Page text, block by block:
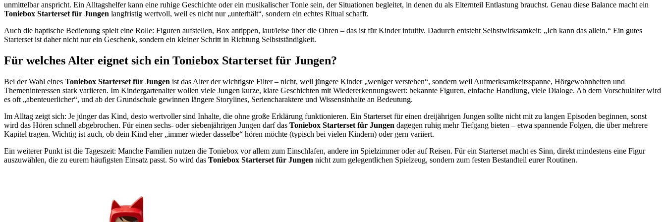
unmittelbar anspricht. Ein Alltagshelfer kann eine ruhige Geschichte oder ein musikalischer Tonie sein, der Situationen begleitet, in denen du als Elternteil Entlastung brauchst. Genau diese Balance macht ein
Toniebox Starterset für Jungen langfristig wertvoll, weil es nicht nur „unterhält“, sondern ein echtes Ritual schafft.
Auch die haptische Bedienung spielt eine Rolle: Figuren aufstellen, Box antippen, laut/leise über die Ohren – das ist für Kinder intuitiv. Dadurch entsteht Selbstwirksamkeit: „Ich kann das allein.“ Ein gutes
Starterset ist daher nicht nur ein Geschenk, sondern ein kleiner Schritt in Richtung Selbstständigkeit.
Für welches Alter eignet sich ein Toniebox Starterset für Jungen?
Bei der Wahl eines Toniebox Starterset für Jungen ist das Alter der wichtigste Filter – nicht, weil jüngere Kinder „weniger verstehen“, sondern weil Aufmerksamkeitsspanne, Hörgewohnheiten und
Themeninteressen stark variieren. Im Kindergartenalter wollen viele Jungen kurze, klare Geschichten mit Wiedererkennungswert: bekannte Figuren, einfache Handlung, viele Dialoge. Ab dem Vorschulalter wird
es oft „abenteuerlicher“, und ab der Grundschule gewinnen längere Storylines, Seriencharaktere und Wissensinhalte an Bedeutung.
Im Alltag zeigt sich: Je jünger das Kind, desto wertvoller sind Inhalte, die ohne große Erklärung funktionieren. Ein Starterset für einen dreijährigen Jungen sollte nicht mit zu langen Episoden beginnen, sonst
wird das Hören schnell abgebrochen. Für einen sechs- oder siebenjährigen Jungen darf das Toniebox Starterset für Jungen dagegen ruhig mehr Tiefgang bieten – etwa spannende Folgen, die über mehrere
Kapitel tragen. Wichtig ist auch, ob dein Kind eher „immer wieder dasselbe“ hören möchte (typisch bei vielen Kindern) oder gern variiert.
Ein weiterer Punkt ist die Tageszeit: Manche Familien nutzen die Toniebox vor allem zum Einschlafen, andere im Spielzimmer oder auf Reisen. Für ein Starterset macht es Sinn, direkt mindestens eine Figur
auszuwählen, die zu eurem häufigsten Einsatz passt. So wird das Toniebox Starterset für Jungen nicht zum gelegentlichen Spielzeug, sondern zum festen Bestandteil eurer Routinen.